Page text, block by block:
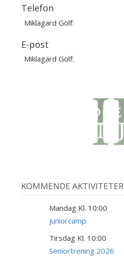
Telefon
Miklagard Golf:
E-post
Miklagard Golf:
KOMMENDE AKTIVITETER
Mandag Kl. 10:00
Juniorcamp
Tirsdag Kl. 10:00
Seniortrening 2026